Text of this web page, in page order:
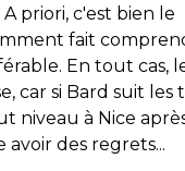
A priori, c'est bien le
fait
En tout cas,
car si Bard suit les
niveau à Nice
avoir des regrets...